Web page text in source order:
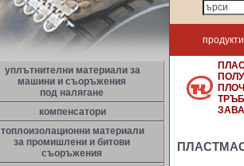
продукти
уплътнителни материали за
машини и съоръжения
под налягане
компенсатори
топлоизолационни материали
за промишлени и битови
съоръжения